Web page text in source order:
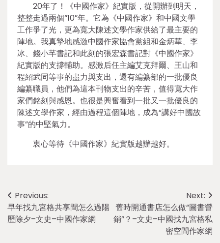
20年了！《中國作家》紀實版，從開辦到明天，
整整走過兩個“10”年。它為《中國作家》和中國文學
工作爭了光，更為寬大陳述文學作家供給了最主要的
陣地。我真摯地感激中國作家協會黨組和金炳華、李
冰、錢小芊書記和此刻的張宏森書記對《中國作家》
紀實版的支撐輔助。感激后任主編艾克拜爾、王山和
程紹武同等事的盡力與支出，還有編纂部的一批優良
編纂職員，他們為這本刊物支出的辛苦，值得寬大作
家們銘刻與感恩。也很是興奮看到一批又一批優良的
陳述文學作家，經由過程這個陣地，成為“講好中國故
事”的中堅氣力。
衷心等待《中國作家》紀實版越辦越好。
Post
navigation
Previous:
早年找九宮格共享間怎么過陽
歷除夕–文史–中國作家網
Next:
舊時開通書店怎么做“圖書營
銷”？–文史–中國找九宮格私
密空間作家網